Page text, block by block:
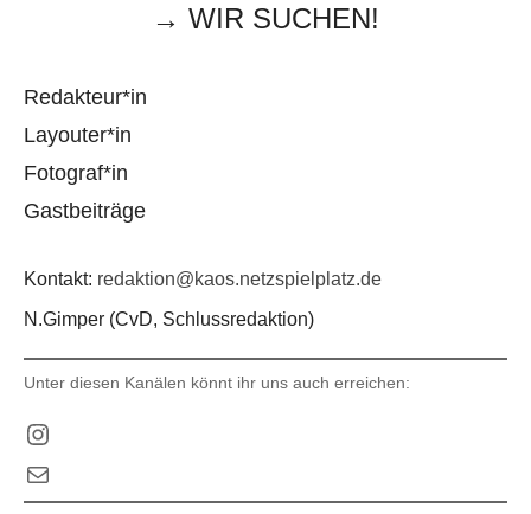
→ WIR SUCHEN!
Redakteur*in
Layouter*in
Fotograf*in
Gastbeiträge
Kontakt: redaktion@kaos.netzspielplatz.de
N.Gimper (CvD, Schlussredaktion)
Unter diesen Kanälen könnt ihr uns auch erreichen:
Instagram
E-Mail